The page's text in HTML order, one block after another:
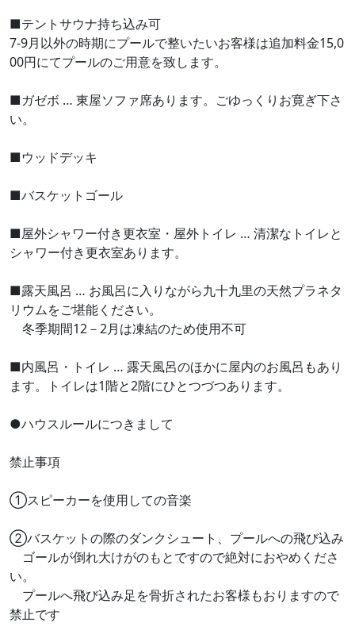
■テントサウナ持ち込み可
7-9月以外の時期にプールで整いたいお客様は追加料金15,0
00円にてプールのご用意を致します。
■ガゼボ … 東屋ソファ席あります。ごゆっくりお寛ぎ下さ
い。
■ウッドデッキ
■バスケットゴール
■屋外シャワー付き更衣室・屋外トイレ … 清潔なトイレと
シャワー付き更衣室あります。
■露天風呂 … お風呂に入りながら九十九里の天然プラネタ
リウムをご堪能ください。
冬季期間12－2月は凍結のため使用不可
■内風呂・トイレ … 露天風呂のほかに屋内のお風呂もあり
ます。トイレは1階と2階にひとつづつあります。
●ハウスルールにつきまして
禁止事項
①スピーカーを使用しての音楽
②バスケットの際のダンクシュート、プールへの飛び込み
ゴールが倒れ大けがのもとですので絶対におやめくださ
い。
プールへ飛び込み足を骨折されたお客様もおりますので
禁止です